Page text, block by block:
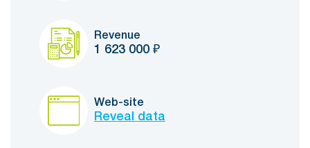
Revenue
1 623 000 ₽
Web-site
Reveal data